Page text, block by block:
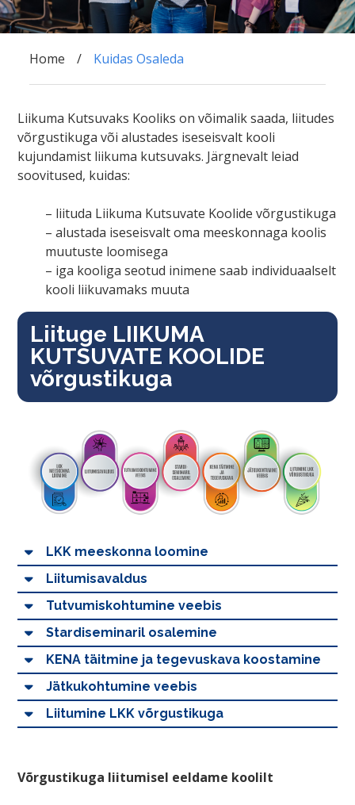
Home Kuidas Osaleda
Liikuma Kutsuvaks Kooliks on võimalik saada, liitudes
võrgustikuga või alustades iseseisvalt kooli
kujundamist liikuma kutsuvaks. Järgnevalt leiad
soovitused, kuidas:
– liituda Liikuma Kutsuvate Koolide võrgustikuga
– alustada iseseisvalt oma meeskonnaga koolis
muutuste loomisega
– iga kooliga seotud inimene saab individuaalselt
kooli liikuvamaks muuta
Liituge LIIKUMA
KUTSUVATE KOOLIDE
võrgustikuga
LKK meeskonna loomine
Liitumisavaldus
Tutvumiskohtumine veebis
Stardiseminaril osalemine
KENA täitmine ja tegevuskava koostamine
Jätkukohtumine veebis
Liitumine LKK võrgustikuga
Võrgustikuga liitumisel eeldame koolilt